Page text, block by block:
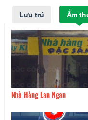
Lưu trú Ẩm
Nhà Hàng Lan Ngan